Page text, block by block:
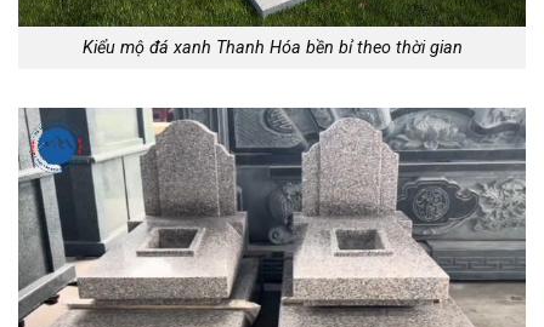
Kiểu mộ đá xanh Thanh Hóa bền bỉ theo thời gian